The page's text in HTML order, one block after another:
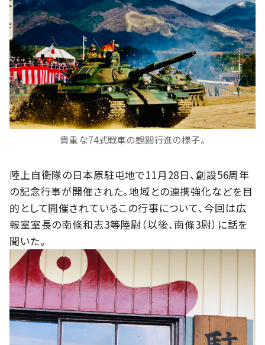
貴重な74式戦車の観閲行進の様子。
陸上自衛隊の日本原駐屯地で11月28日、創設56周年
の記念行事が開催された。地域との連携強化などを目
的として開催されているこの行事について、今回は広
報室室長の南條和志3等陸尉（以後、南條3尉）に話を
聞いた。